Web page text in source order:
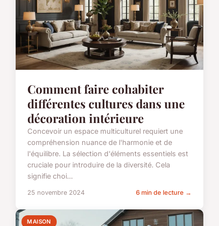
Comment faire cohabiter
différentes cultures dans une
décoration intérieure
Concevoir un espace multiculturel requiert une
compréhension nuance de l'harmonie et de
l'équilibre. La sélection d'éléments essentiels est
cruciale pour introduire de la diversité. Cela
signifie choi...
25 novembre 2024 6 min de lecture →
MAISON